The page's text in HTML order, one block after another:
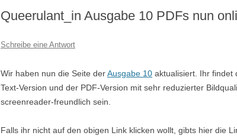
Queerulant_in Ausgabe 10 PDFs nun
Schreibe eine Antwort
Wir haben nun die Seite derAusgabe 10 aktualisiert. Ihr findet
Text-Version und der PDF-Version mit sehr reduzierter
screenreader-freundlich sein.
Falls ihr nicht auf den obigen Link klicken wollt, gibts hier die